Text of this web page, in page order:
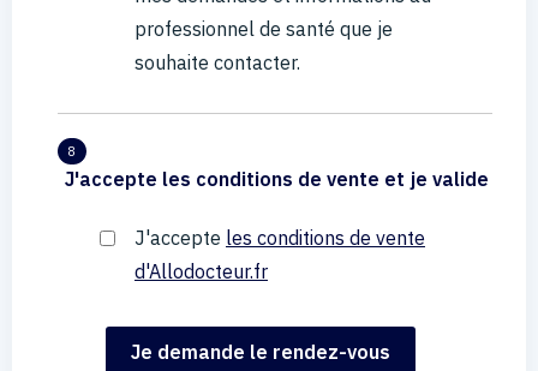
professionnel de santé que je
souhaite contacter.
8
J'accepte les conditions de vente et je valide
J'accepte les conditions de vente
d'Allodocteur.fr